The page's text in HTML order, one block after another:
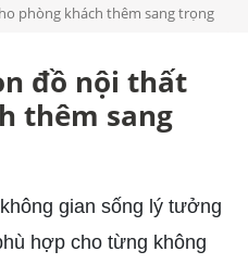
phòng khách thêm sang trọng
đồ nội thất
thêm sang
gian sống lý tưởng
hợp cho từng không